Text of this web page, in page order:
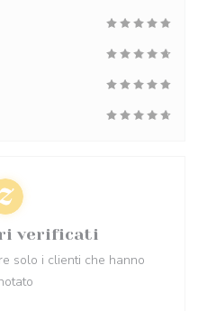
verificati
solo i clienti che hanno